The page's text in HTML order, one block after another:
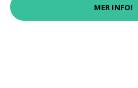
MER INFO!